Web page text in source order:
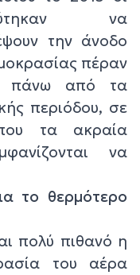
να
την άνοδο
πέραν
πάνω από τα
περιόδου, σε
τα ακραία
να
το θερμότερο
πολύ πιθανό η
του αέρα